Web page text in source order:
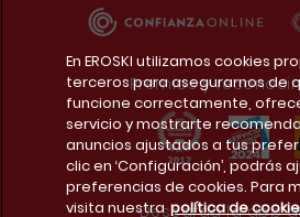
Premios y
Descarga la app
En EROSKI utilizamos cookies
terceros para asegurarnos de
funcione correctamente,
servicio y mostrarte
anuncios ajustados a tus
clic en ‘Configuración’, podrás
preferencias de cookies. Para
visita nuestra política de